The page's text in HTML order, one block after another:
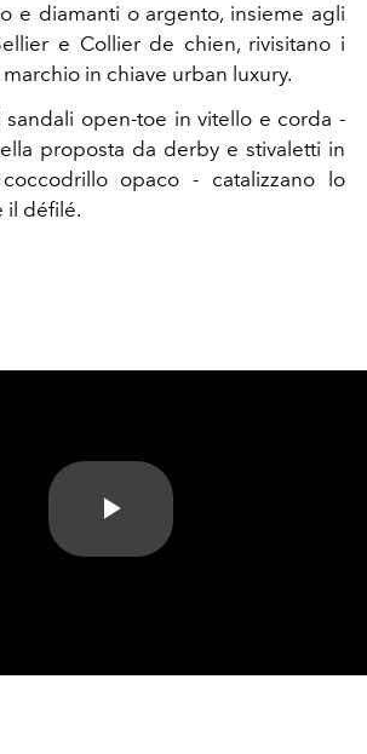
e diamanti o argento, insieme agli
e Collier de chien, rivisitano i
in chiave urban luxury.
sandali open-toe in vitello e corda -
proposta da derby e stivaletti in
opaco - catalizzano lo
il défilé.
Play